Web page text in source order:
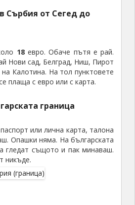
Сърбия от Сегед до
18евро. Обаче пътя е рай.
Нови сад, Белград, Ниш, Пирот
Калотина. На тол пунктовете
плаща с евро или с карта.
граница
или лична карта, талона
Опашки няма. На българската
гледат същото и пак минаваш.
никъде.